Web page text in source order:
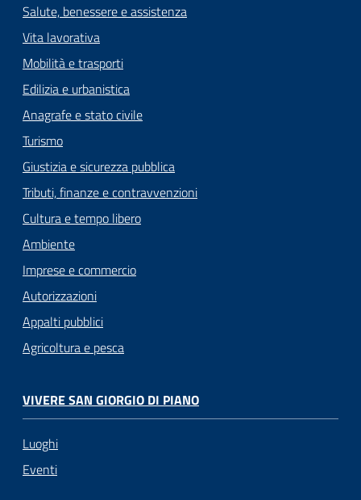
Salute, benessere e assistenza
Vita lavorativa
Mobilità e trasporti
Edilizia e urbanistica
Anagrafe e stato civile
Turismo
Giustizia e sicurezza pubblica
Tributi, finanze e contravvenzioni
Cultura e tempo libero
Ambiente
Imprese e commercio
Autorizzazioni
Appalti pubblici
Agricoltura e pesca
VIVERE SAN GIORGIO DI PIANO
Luoghi
Eventi